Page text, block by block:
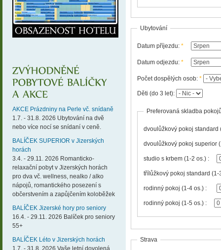
AKCE Prázdniny na Perle vč. snídaně
1.7. - 31.8. 2026 Ubytování na dvě
nebo více nocí se snídaní v ceně.
BALÍČEK SUPERIOR v Jizerských
horách
3.4. - 29.11. 2026 Romanticko-
relaxační pobyt v Jizerských horách
pro dva vč. wellness, nealko / alko
nápojů, romantického posezení s
občerstvením a zapůjčením koloběžek
BALÍČEK Jizerské hory pro seniory
16.4. - 29.11. 2026 Balíček pro seniory
55+
BALÍČEK Léto v Jizerských horách
1.7. - 31.8. 2026 Vaše letní dovolená
Ubytování
Datum příjezdu: *
Datum odjezdu: *
Počet dospělých osob: *
Děti (do 3 let):
Preferovaná skladba
dvoulůžkový pokoj standard
dvoulůžkový pokoj superior
studio s krbem (1-2 os.) :
rodinný pokoj (1-4 os.) :
rodinný pokoj (1-5 os.) :
Strava